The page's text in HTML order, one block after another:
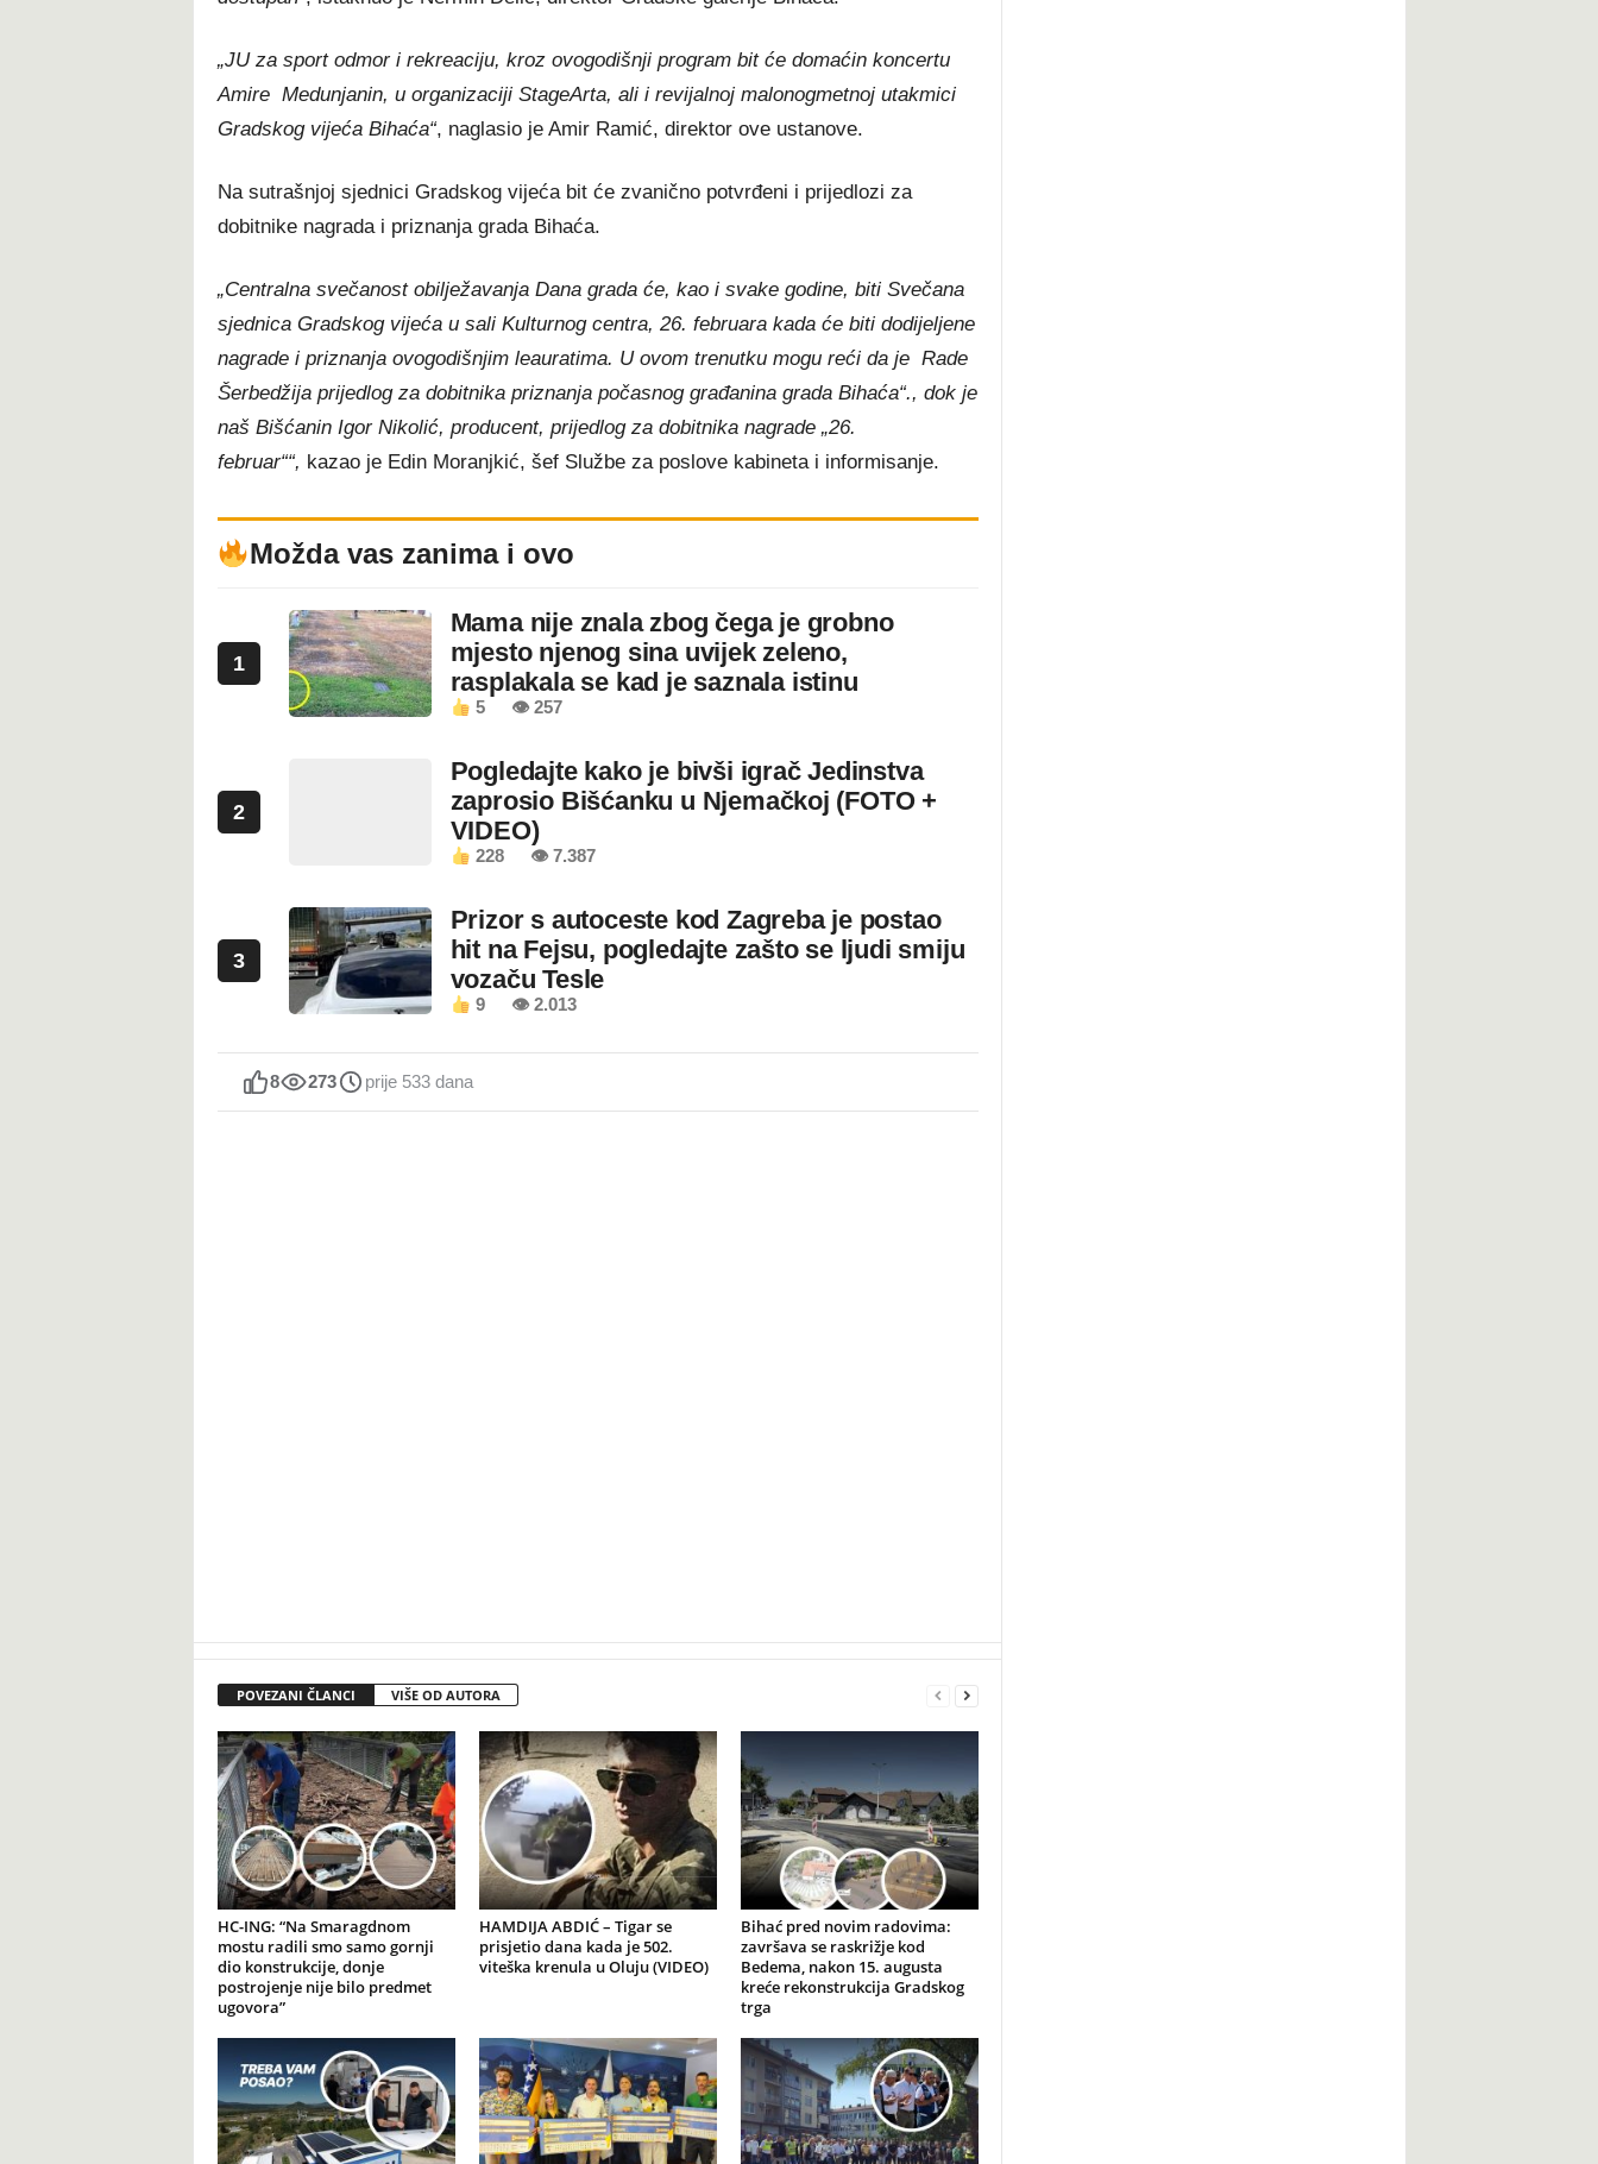
„JU za sport odmor i rekreaciju, kroz ovogodišnji program bit će domaćin koncertu
Amire Medunjanin, u organizaciji StageArta, ali i revijalnoj malonogmetnoj utakmici
Gradskog vijeća Bihaća“, naglasio je Amir Ramić, direktor ove ustanove.
Na sutrašnjoj sjednici Gradskog vijeća bit će zvanično potvrđeni i prijedlozi za
dobitnike nagrada i priznanja grada Bihaća.
„Centralna svečanost obilježavanja Dana grada će, kao i svake godine, biti Svečana
sjednica Gradskog vijeća u sali Kulturnog centra, 26. februara kada će biti dodijeljene
nagrade i priznanja ovogodišnjim leauratima. U ovom trenutku mogu reći da je Rade
Šerbedžija prijedlog za dobitnika priznanja počasnog građanina grada Bihaća“., dok je
naš Bišćanin Igor Nikolić, producent, prijedlog za dobitnika nagrade „26.
februar““, kazao je Edin Moranjkić, šef Službe za poslove kabineta i informisanje.
Možda vas zanima i ovo
1
Mama nije znala zbog čega je grobno
mjesto njenog sina uvijek zeleno,
rasplakala se kad je saznala istinu
5 👁 257
2
Pogledajte kako je bivši igrač Jedinstva
zaprosio Bišćanku u Njemačkoj (FOTO +
VIDEO)
228 👁 7.387
3
Prizor s autoceste kod Zagreba je postao
hit na Fejsu, pogledajte zašto se ljudi smiju
vozaču Tesle
9 👁 2.013
8 273 prije 533 dana
POVEZANI ČLANCI VIŠE OD AUTORA
HC-ING: “Na Smaragdnom
mostu radili smo samo gornji
dio konstrukcije, donje
postrojenje nije bilo predmet
ugovora”
HAMDIJA ABDIĆ – Tigar se
prisjetio dana kada je 502.
viteška krenula u Oluju (VIDEO)
Bihać pred novim radovima:
završava se raskrižje kod
Bedema, nakon 15. augusta
kreće rekonstrukcija Gradskog
trga